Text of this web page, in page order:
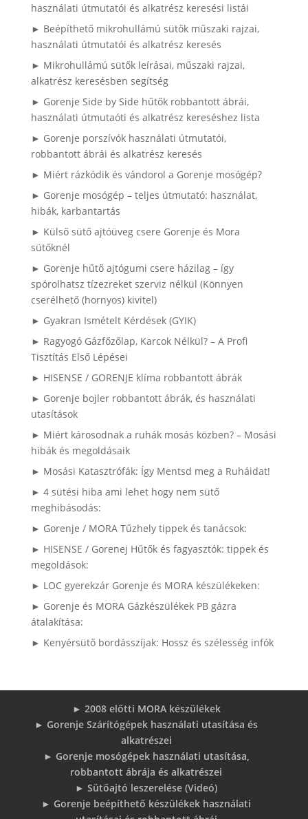
használati útmutatói és alkatrész keresési listái
► Beépíthető mikrohullámú sütők műszaki rajzai,
használati útmutatói és alkatrész keresés
► Mikrohullámú sütők leírásai, műszaki rajzai,
alkatrész keresésben segítség
► Gorenje Side by Side hűtők robbantott ábrái,
használati útmutaóti és alkatrész kereséshez lista
► Gorenje porszívók használati útmutatói,
robbantott ábrái és alkatrész keresés
► Miért rázkódik és vándorol a Gorenje mosógép?
► Gorenje mosógép – teljes útmutató: használat,
hibák, karbantartás
► Külső sütő ajtóüveg csere Gorenje és Mora
sütőknél
► Gorenje hűtő ajtógumi csere házilag – így
spórolhatsz tízezreket szerviz nélkül (Könnyen
cserélhető (hornyos) kivitel)
► Gyakran Ismételt Kérdések (GYIK)
► Ragyogó Gázfőzőlap, Karcok Nélkül? – A Profi
Tisztítás Első Lépései
► HISENSE / GORENJE klíma robbantott ábrák
► Gorenje bojler robbantott ábrák, és használati
utasítások
► Miért károsodnak a ruhák mosás közben? – Mosási
hibák és megoldásaik
► Mosási Katasztrófák: Így Mentsd meg a Ruháidat!
► 4 sütési hiba ami lehet hogy nem sütő
meghibásodás:
► Gorenje / MORA Tűzhely tippek és tanácsok:
► HISENSE / Gorenej Hűtők és fagyasztók: tippek és
megoldások:
► LOC gyerekzár Gorenje és MORA készülékeken:
► Gorenje és MORA Gázkészülékek PB gázra
átalakítása:
► Kenyérsütő bordásszíjak: Hossz és szélesség infók
► 2008 előtti MORA készülékek
► Gorenje Szárítógépek használati utasítása és
alkatrészei
► Gorenje mosógépek használati utasítása,
robbantott ábrája és alkatrészei
► Sütőajtó leszerelése (Videó)
► Gorenje beépíthető készülékek használati